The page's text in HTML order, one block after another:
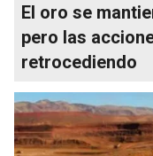
El oro se
pero las
retrocediendo